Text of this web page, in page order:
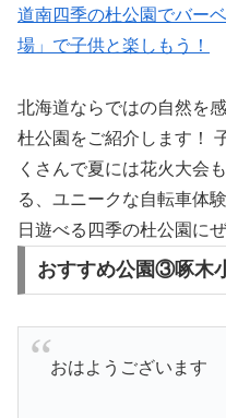
道南四季の杜公園でバー
場」で子供と楽しもう！
北海道ならではの自然を
杜公園をご紹介します！
くさんで夏には花火大会
る、ユニークな自転車体
日遊べる四季の杜公園に
おすすめ公園③啄木
おはようございます